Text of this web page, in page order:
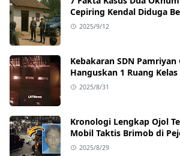
Cepiring Kendal Diduga
Kronologi, Pengakuan,
2025/9/12
Kebakaran SDN Pamriyan
Hanguskan 1 Ruang
2025/8/31
Kronologi Lengkap Ojol
Mobil Taktis Brimob di
Ternyata Sedang Antar
2025/8/29